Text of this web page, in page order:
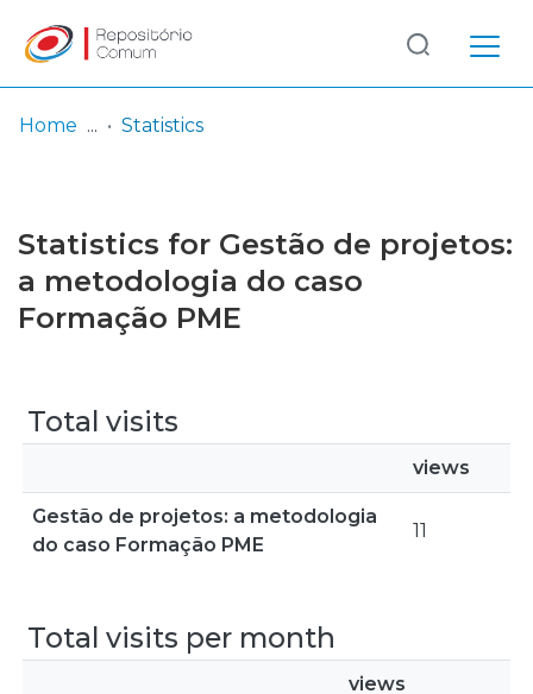
Browse repository
Entities
Log
In
(current)
Home Statistics
Statistics for Gestão de projetos:
a metodologia do caso
Formação PME
Total visits
views
Gestão de projetos: a metodologia
do caso Formação PME
11
Total visits per month
views